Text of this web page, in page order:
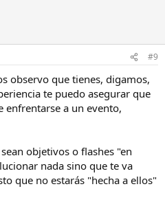
#9
observo que tienes, digamos,
te puedo asegurar que
enfrentarse a un evento,
objetivos o flashes "en
nada sino que te va
que no estarás "hecha a ellos"